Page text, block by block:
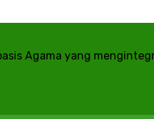
Agama yang